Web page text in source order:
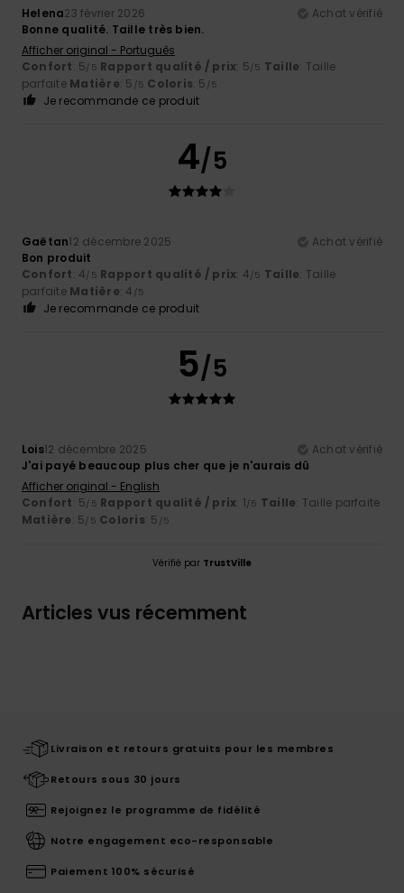
Helena23 février 2026
Achat vérifié
Bonne qualité. Taille très bien.
Afficher original - Português
Confort: 5/5 Rapport qualité / prix: 5/5 Taille: Taille
parfaite Matière: 5 /5 Coloris: 5 /5
Je recommande ce produit
4/5
Gaëtan12 décembre 2025
Achat vérifié
Bon produit
Confort: 4/5 Rapport qualité / prix: 4/5 Taille: Taille
parfaite Matière: 4 /5
Je recommande ce produit
5/5
Lois12 décembre 2025
Achat vérifié
J'ai payé beaucoup plus cher que je n'aurais dû
Afficher original - English
Confort: 5/5 Rapport qualité / prix: 1/5 Taille: Taille parfaite
Matière: 5/5 Coloris: 5 /5
Vérifié par TrustVille
Articles vus récemment
Livraison et retours gratuits pour les membres
Retours sous 30 jours
Rejoignez le programme de fidélité
Notre engagement eco-responsable
Paiement 100% sécurisé